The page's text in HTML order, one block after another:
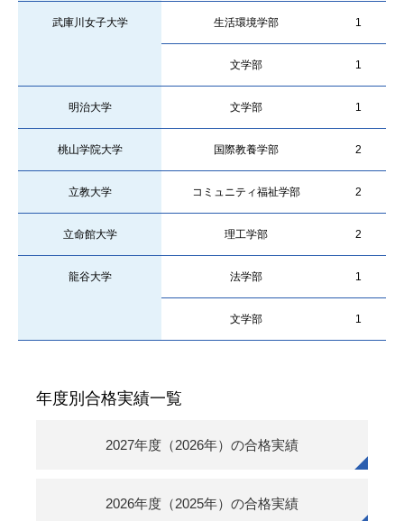
武庫川女子大学 生活環境学部 1
文学部 1
明治大学 文学部 1
桃山学院大学 国際教養学部 2
立教大学 コミュニティ福祉学部 2
立命館大学 理工学部 2
龍谷大学 法学部 1
文学部 1
年度別合格実績一覧
2027年度（2026年）の合格実績
2026年度（2025年）の合格実績